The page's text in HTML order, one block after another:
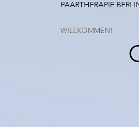
PAARTHERAPIE
WILLKOMMEN!